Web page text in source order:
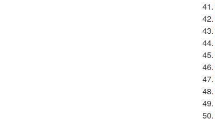
41.
42.
43.
44.
45.
46.
47.
48.
49.
50.